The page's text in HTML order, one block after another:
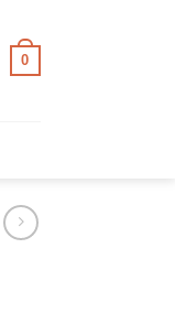
0